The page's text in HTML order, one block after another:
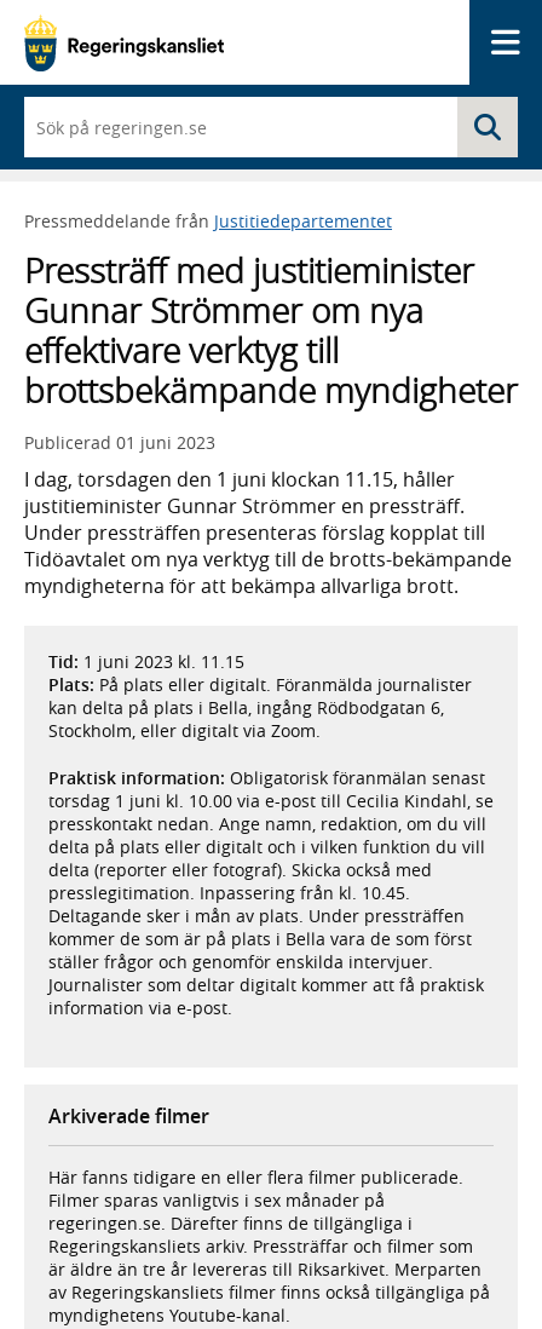
du
börjar
skriva
framträder
lista
med
sökförslag
Pressmeddelande från Justitiedepartementet
Pressträff med justitieminister
Gunnar Strömmer om nya
effektivare verktyg till
brottsbekämpande myndigheter
Publicerad 01 juni 2023
I dag, torsdagen den 1 juni klockan 11.15, håller
justitieminister Gunnar Strömmer en pressträff.
Under pressträffen presenteras förslag kopplat till
Tidöavtalet om nya verktyg till de brotts-bekämpande
myndigheterna för att bekämpa allvarliga brott.
Tid: 1 juni 2023 kl. 11.15
Plats: På plats eller digitalt. Föranmälda journalister
kan delta på plats i Bella, ingång Rödbodgatan 6,
Stockholm, eller digitalt via Zoom.
Praktisk information: Obligatorisk föranmälan senast
torsdag 1 juni kl. 10.00 via e-post till Cecilia Kindahl, se
presskontakt nedan. Ange namn, redaktion, om du vill
delta på plats eller digitalt och i vilken funktion du vill
delta (reporter eller fotograf). Skicka också med
presslegitimation. Inpassering från kl. 10.45.
Deltagande sker i mån av plats. Under pressträffen
kommer de som är på plats i Bella vara de som först
ställer frågor och genomför enskilda intervjuer.
Journalister som deltar digitalt kommer att få praktisk
information via e-post.
Arkiverade filmer
Här fanns tidigare en eller flera filmer publicerade.
Filmer sparas vanligtvis i sex månader på
regeringen.se. Därefter finns de tillgängliga i
Regeringskansliets arkiv. Pressträffar och filmer som
är äldre än tre år levereras till Riksarkivet. Merparten
av Regeringskansliets filmer finns också tillgängliga på
myndighetens Youtube-kanal.